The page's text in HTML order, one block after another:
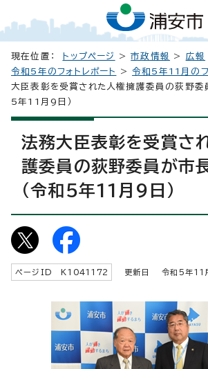
現在位置： トップページ >市政情報 > 広報
令和5年のフォトレポート
>令和5年11月のフ
大臣表彰を受賞された人権擁護委員の荻野委
5年11月9日）
法務大臣表彰を受賞さ
護委員の荻野委員が市
（令和5年11月9日）
ページID K 1041172 更新日 令和5年11